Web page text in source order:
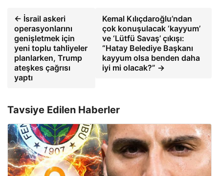
← İsrail askeri
operasyonlarını
genişletmek için
yeni toplu tahliyeler
planlarken, Trump
ateşkes çağrısı
yaptı
Kemal Kılıçdaroğlu’ndan
çok konuşulacak ‘kayyum’
ve ‘Lütfü Savaş’ çıkışı:
“Hatay Belediye Başkanı
kayyum olsa benden daha
iyi mi olacak?” →
Tavsiye Edilen Haberler